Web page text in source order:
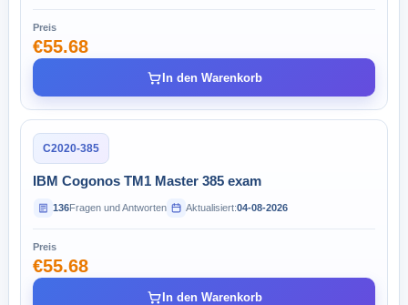
Preis
€55.68
In den Warenkorb
C2020-385
IBM Cogonos TM1 Master 385 exam
136Fragen und Antworten Aktualisiert:04-08-2026
Preis
€55.68
In den Warenkorb